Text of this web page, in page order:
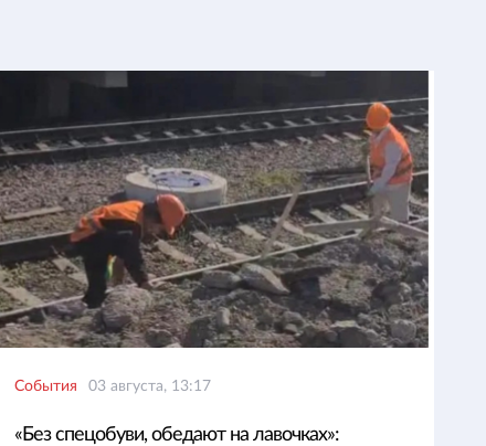
События 03 августа, 13:17
«Без спецобуви, обедают на лавочках»: